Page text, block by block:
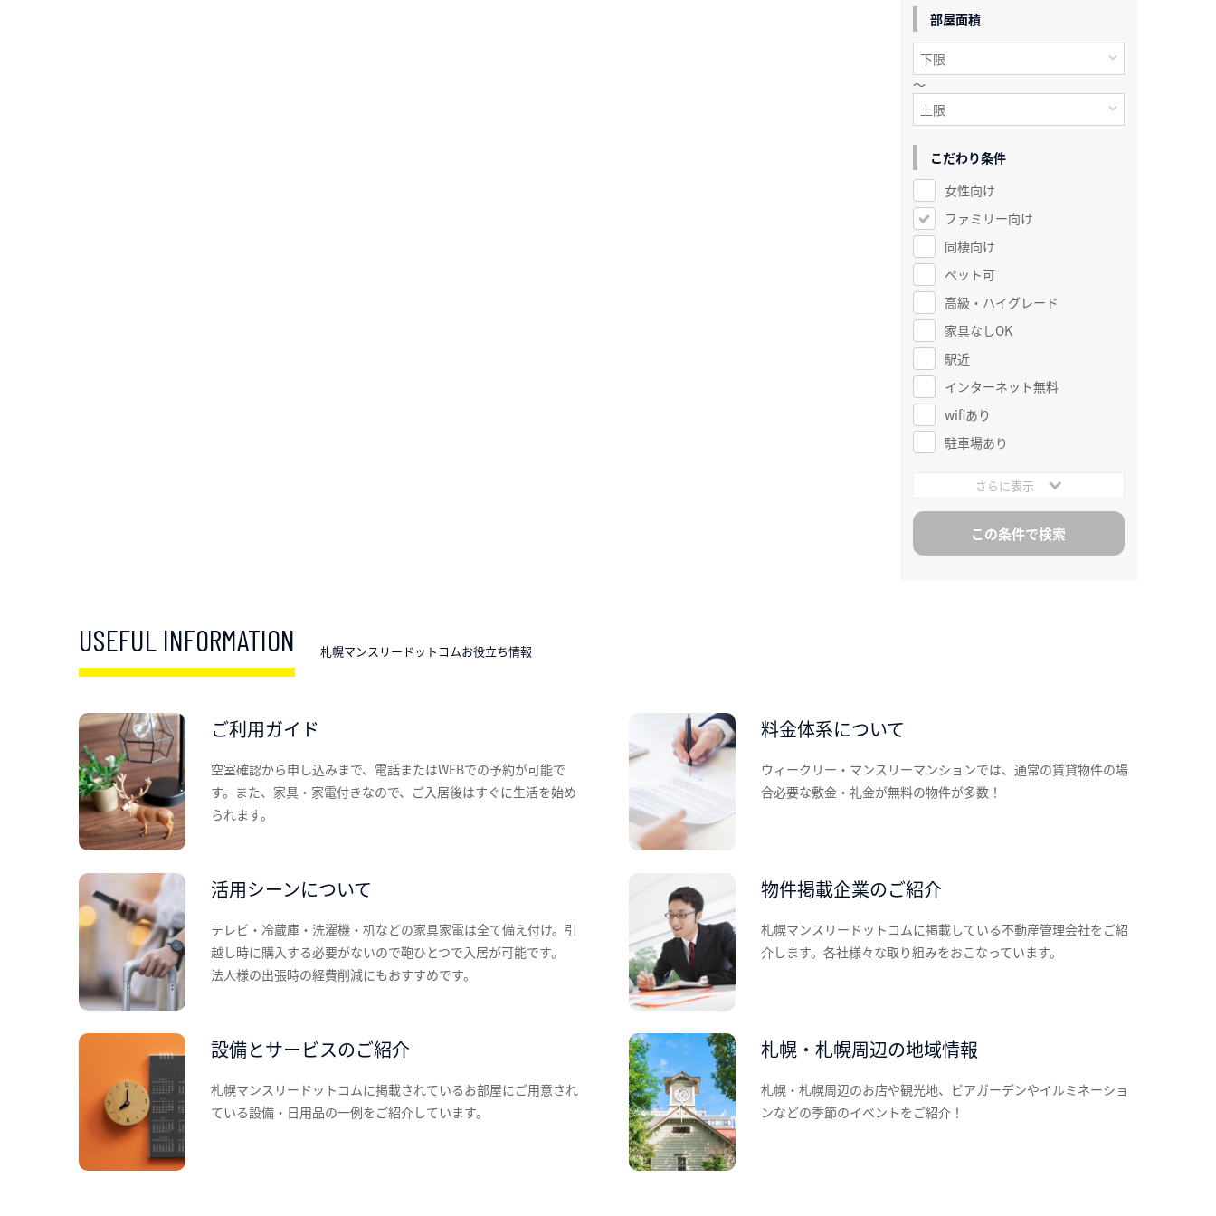
部屋面積
～
こだわり条件
女性向け
ファミリー向け
同棲向け
ペット可
高級・ハイグレード
家具なしOK
駅近
インターネット無料
wifiあり
駐車場あり
さらに表示
USEFUL INFORMATION 札幌マンスリードットコムお役立ち情報
ご利用ガイド
空室確認から申し込みまで、電話またはWEBでの予約が可能で
す。また、家具・家電付きなので、ご入居後はすぐに生活を始め
られます。
料金体系について
ウィークリー・マンスリーマンションでは、通常の賃貸物件の場
合必要な敷金・礼金が無料の物件が多数！
活用シーンについて
テレビ・冷蔵庫・洗濯機・机などの家具家電は全て備え付け。引
越し時に購入する必要がないので鞄ひとつで入居が可能です。
法人様の出張時の経費削減にもおすすめです。
物件掲載企業のご紹介
札幌マンスリードットコムに掲載している不動産管理会社をご紹
介します。各社様々な取り組みをおこなっています。
設備とサービスのご紹介
札幌マンスリードットコムに掲載されているお部屋にご用意され
ている設備・日用品の一例をご紹介しています。
札幌・札幌周辺の地域情報
札幌・札幌周辺のお店や観光地、ビアガーデンやイルミネーショ
ンなどの季節のイベントをご紹介！